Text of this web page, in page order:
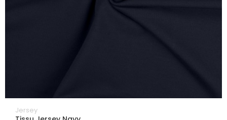
Jersey